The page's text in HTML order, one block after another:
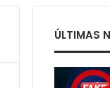
ÚLTIMAS